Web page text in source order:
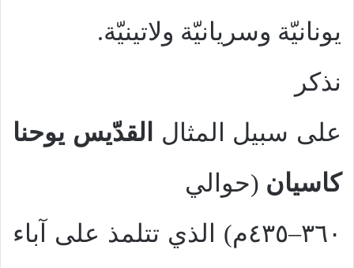
يونانيّة وسريانيّة ولاتينيّة.
نذكر
على سبيل المثال
القدّيس يوحنا
كاسيان (حوالي
٣٦٠–٤٣٥م) الذي تتلمذ على آباء